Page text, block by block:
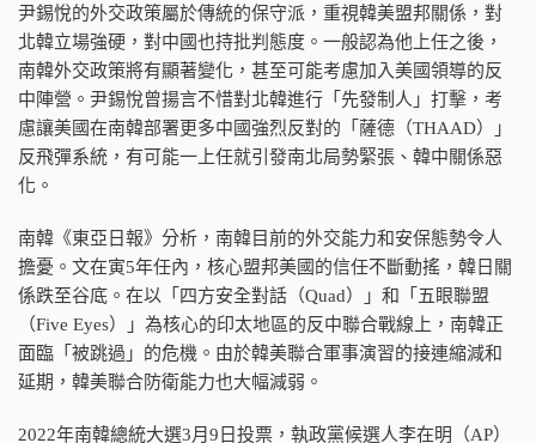
尹錫悅的外交政策屬於傳統的保守派，重視韓美盟邦關係，對
北韓立場強硬，對中國也持批判態度。一般認為他上任之後，
南韓外交政策將有顯著變化，甚至可能考慮加入美國領導的反
中陣營。尹錫悅曾揚言不惜對北韓進行「先發制人」打擊，考
慮讓美國在南韓部署更多中國強烈反對的「薩德（THAAD）」
反飛彈系統，有可能一上任就引發南北局勢緊張、韓中關係惡
化。
南韓《東亞日報》分析，南韓目前的外交能力和安保態勢令人
擔憂。文在寅5年任內，核心盟邦美國的信任不斷動搖，韓日關
係跌至谷底。在以「四方安全對話（Quad）」和「五眼聯盟
（Five Eyes）」為核心的印太地區的反中聯合戰線上，南韓正
面臨「被跳過」的危機。由於韓美聯合軍事演習的接連縮減和
延期，韓美聯合防衛能力也大幅減弱。
2022年南韓總統大選3月9日投票，執政黨候選人李在明（AP）